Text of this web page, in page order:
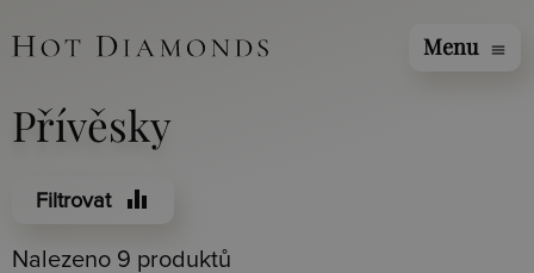
Menu menu
Přívěsky
Filtrovat equalizer
Nalezeno 9 produktů